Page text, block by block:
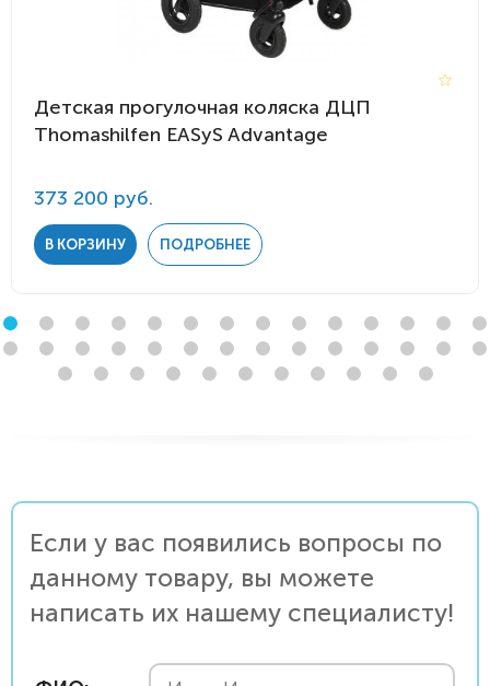
Детская прогулочная коляска ДЦП
Thomashilfen EASyS Advantage
373 200 руб.
В КОРЗИНУ ПОДРОБНЕЕ
Если у вас появились вопросы по
данному товару, вы можете
написать их нашему специалисту!